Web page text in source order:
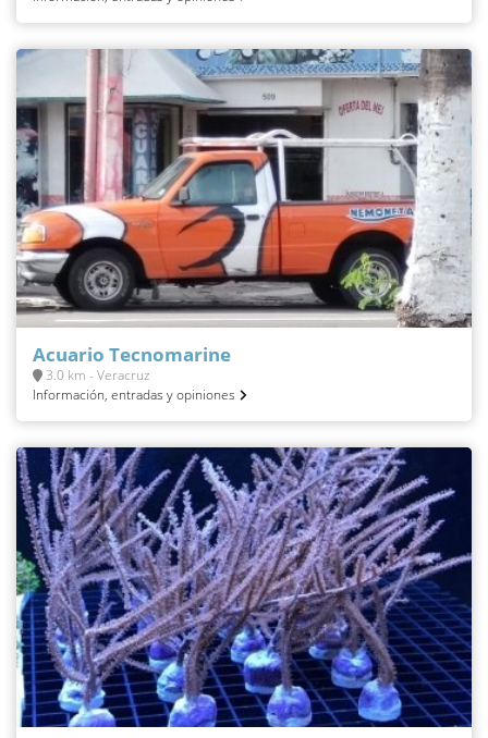
Acuario Tecnomarine
3.0 km - Veracruz
Información, entradas y opiniones